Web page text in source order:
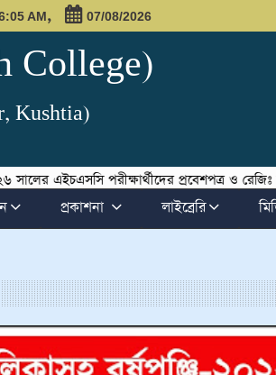
AM, 07/08/2026
College)
Kushtia)
পরীক্ষার্থীদের প্রবেশপত্র ও রেজিঃ
প্রকাশনা লাইব্রেরি